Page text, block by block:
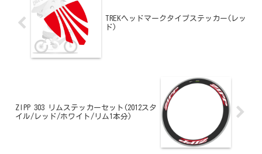
TREKヘッドマークタイプステッカー(レッ
ド)
ZIPP 303 リムステッカーセット(2012スタ
イル/レッド/ホワイト/リム1本分)